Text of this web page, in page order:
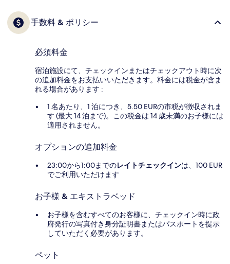
手数料 & ポリシー
必須料金
宿泊施設にて、チェックインまたはチェックアウト時に次
の追加料金をお支払いいただきます。料金には税金が含ま
れる場合があります :
1 名あたり、1 泊につき、5.50 EURの市税が徴収されま
す (最大 14 泊まで)。この税金は 14 歳未満のお子様には
適用されません。
オプションの追加料金
23:00から1:00までのレイトチェックインは、100 EUR
でご利用いただけます
お子様 & エキストラベッド
お子様を含むすべてのお客様に、チェックイン時に政
府発行の写真付き身分証明書またはパスポートを提示
していただく必要があります。
ペット